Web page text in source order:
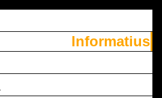
Informatius